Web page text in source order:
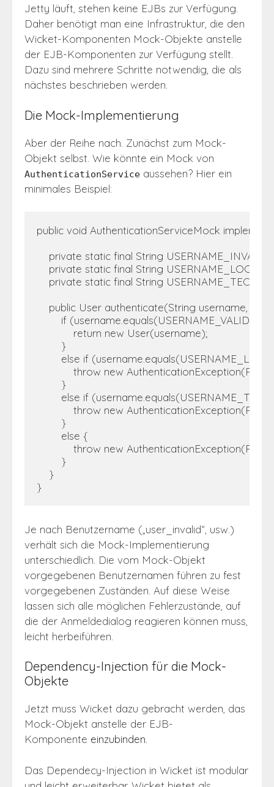
Jetty läuft, stehen keine EJBs zur Verfügung.
Daher benötigt man eine Infrastruktur, die den
Wicket-Komponenten Mock-Objekte anstelle
der EJB-Komponenten zur Verfügung stellt.
Dazu sind mehrere Schritte notwendig, die als
nächstes beschrieben werden.
Die Mock-Implementierung
Aber der Reihe nach. Zunächst zum Mock-
Objekt selbst. Wie könnte ein Mock von
AuthenticationService aussehen? Hier ein
minimales Beispiel:
public void AuthenticationServiceMock
private static final String USERNAME_INVALID
private static final String
private static final String
public User authenticate(String username,
        if (username.equals(USERNAME_VALID)) {
            return new User(username);
        }
else if
throw new
        }
else if
throw new
        }
        else {
throw new
        }
    }
}
Je nach Benutzername („user_invalid“, usw.)
verhält sich die Mock-Implementierung
unterschiedlich. Die vom Mock-Objekt
vorgegebenen Benutzernamen führen zu fest
vorgegebenen Zuständen. Auf diese Weise
lassen sich alle möglichen Fehlerzustände, auf
die der Anmeldedialog reagieren können muss,
leicht herbeiführen.
Dependency-Injection für die Mock-
Objekte
Jetzt muss Wicket dazu gebracht werden, das
Mock-Objekt anstelle der EJB-
Komponente einzubinden.
Das Dependecy-Injection in Wicket ist modular